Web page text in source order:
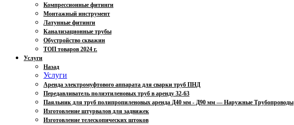
Компрессионные фитинги
Монтажный инструмент
Латунные фитинги
Канализационные трубы
Обустройство скважин
ТОП товаров 2024 г.
Услуги
Назад
Услуги
Аренда электромуфтового аппарата для сварки труб ПНД
Передавливатель полиэтиленовых труб в аренду 32-63
Паяльник для труб полипропиленовых аренда Д40 мм - Д90 мм — Наружные Трубопроводы
Изготовление штурвалов для задвижек
Изготовление телескопических штоков